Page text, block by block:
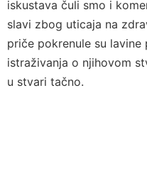
iskustava čuli smo i
slavi zbog uticaja na
priče pokrenule su
istraživanja o njihovom
u stvari tačno.